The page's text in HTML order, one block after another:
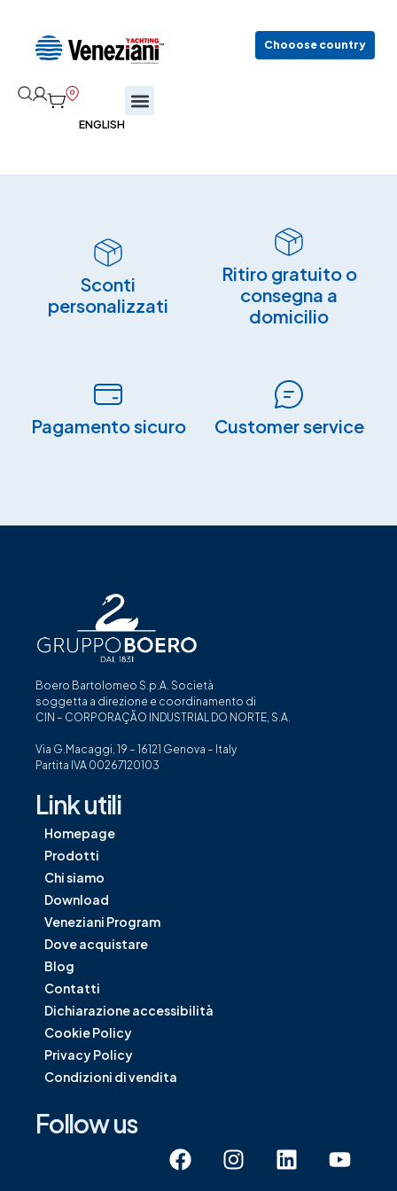
Chooose country
Sconti
personalizzati
Ritiro gratuito o
consegna a
domicilio
Pagamento sicuro​ Customer service
Boero Bartolomeo S.p.A. Società
soggetta a direzione e coordinamento di
CIN – CORPORAÇÃO INDUSTRIAL DO NORTE, S.A.
Via G.Macaggi, 19 – 16121 Genova – Italy
Partita IVA 00267120103
Link utili
Homepage
Prodotti
Chi siamo
Download
Veneziani Program
Dove acquistare
Blog
Contatti
Dichiarazione accessibilità
Cookie Policy
Privacy Policy
Condizioni di vendita
Follow us